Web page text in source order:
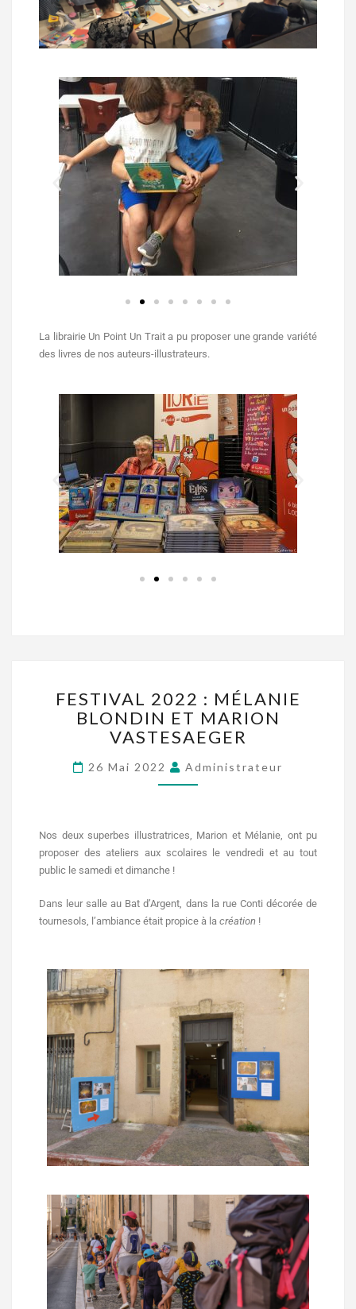
La librairie Un Point Un Trait a pu proposer une grande variété
des livres de nos auteurs-illustrateurs.
FESTIVAL 2022 : MÉLANIE
BLONDIN ET MARION
VASTESAEGER
26 Mai 2022 Administrateur
Nos deux superbes illustratrices, Marion et Mélanie, ont pu
proposer des ateliers aux scolaires le vendredi et au tout
public le samedi et dimanche !
Dans leur salle au Bat d’Argent, dans la rue Conti décorée de
tournesols, l’ambiance était propice à la création !